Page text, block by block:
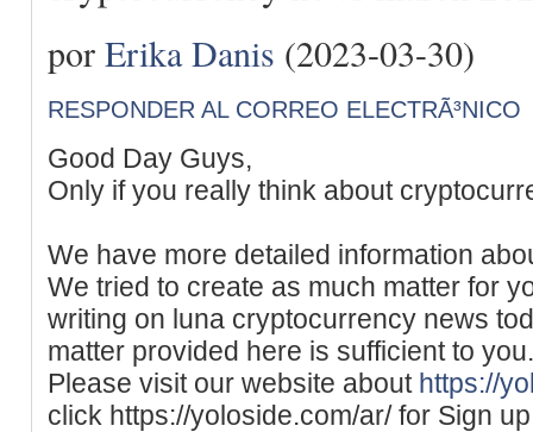
por Erika Danis (2023-03-30)
RESPONDER AL CORREO ELECTRÃ³NICO
Good Day Guys,
Only if you really think about
We have more detailed information
We tried to create as much matter for
writing on luna cryptocurrency news
matter provided here is sufficient to you.
Please visit our website about https://
click https://yoloside.com/ar/ for Sign